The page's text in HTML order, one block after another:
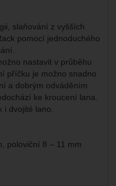
slaňování z vyšších
pomocí jednoduchého
nastavit v průběhu
příčku je možno snadno
a dobrým odváděním
ke kroucení lana.
dvojité lano.
poloviční 8 – 11 mm